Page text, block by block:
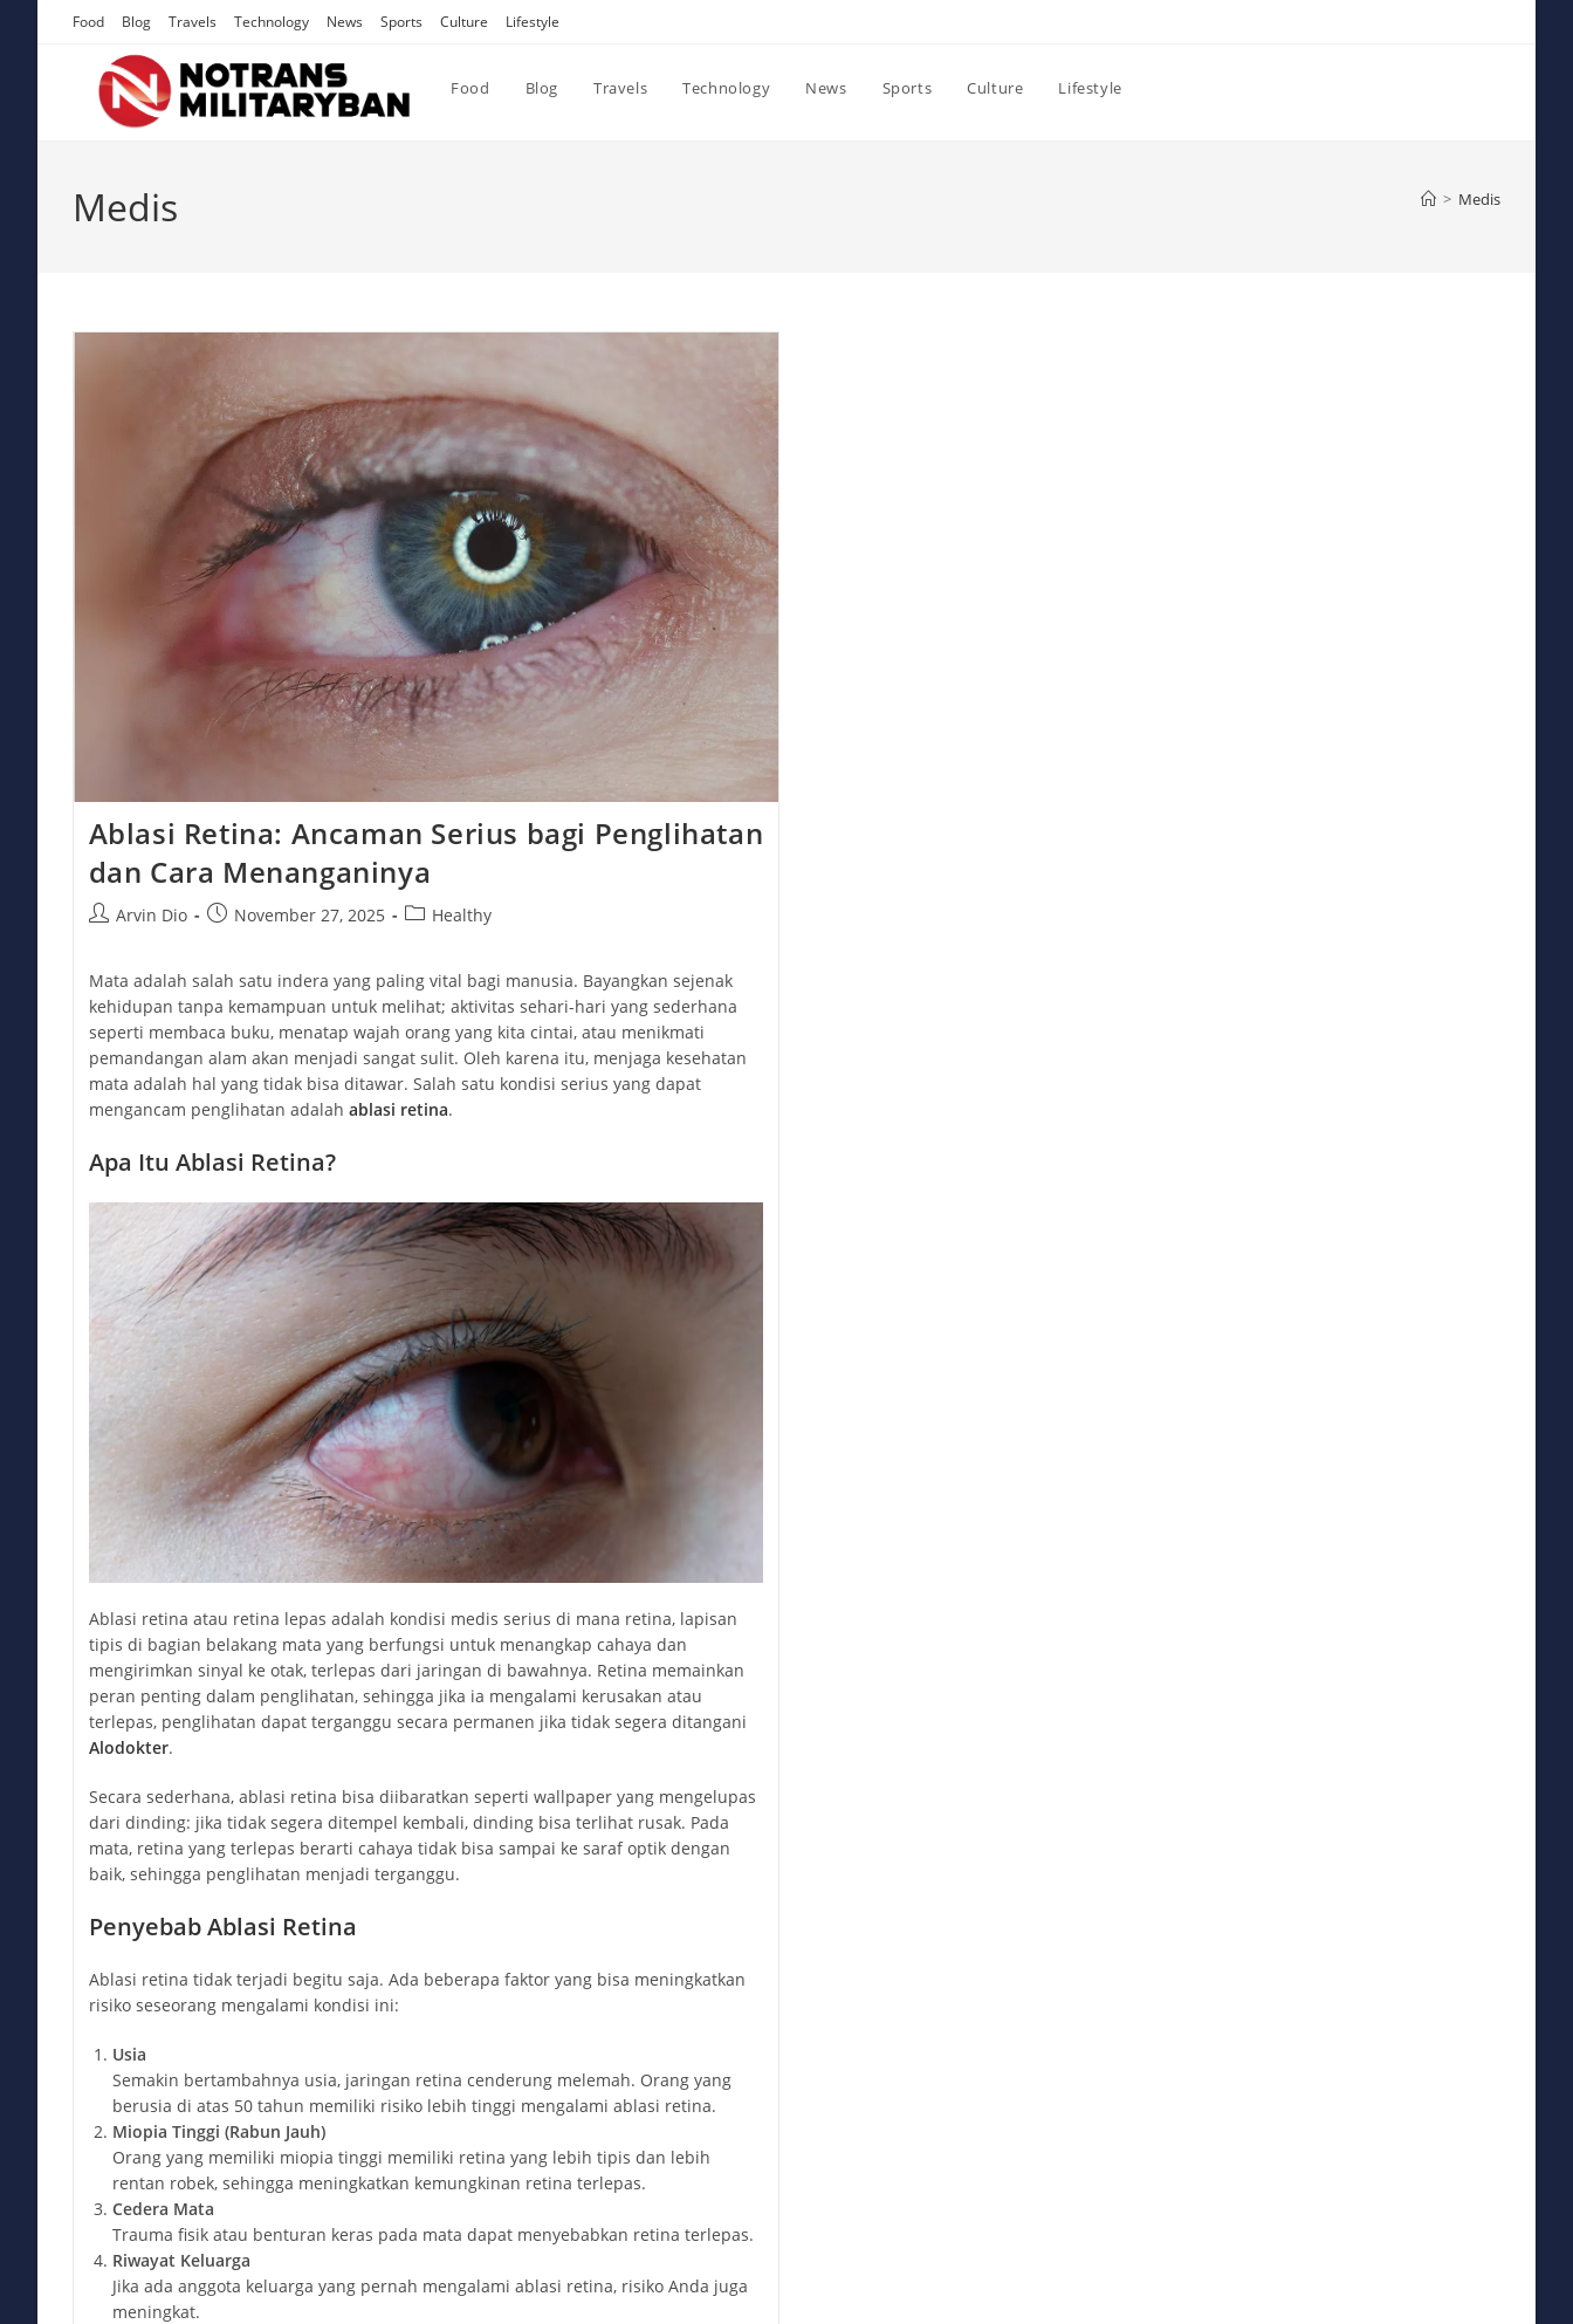
Food Blog Travels Technology News Sports Culture Lifestyle
Food Blog Travels Technology News Sports Culture Lifestyle
Medis > Medis
Ablasi Retina: Ancaman Serius bagi Penglihatan
dan Cara Menanganinya
PostArvin Dio
PostNovember 27, 2025
PostHealthy
Mata adalah salah satu indera yang paling vital bagi manusia. Bayangkan sejenak
kehidupan tanpa kemampuan untuk melihat; aktivitas sehari-hari yang sederhana
seperti membaca buku, menatap wajah orang yang kita cintai, atau menikmati
pemandangan alam akan menjadi sangat sulit. Oleh karena itu, menjaga kesehatan
mata adalah hal yang tidak bisa ditawar. Salah satu kondisi serius yang dapat
mengancam penglihatan adalah ablasi retina.
Apa Itu Ablasi Retina?
Ablasi retina atau retina lepas adalah kondisi medis serius di mana retina, lapisan
tipis di bagian belakang mata yang berfungsi untuk menangkap cahaya dan
mengirimkan sinyal ke otak, terlepas dari jaringan di bawahnya. Retina memainkan
peran penting dalam penglihatan, sehingga jika ia mengalami kerusakan atau
terlepas, penglihatan dapat terganggu secara permanen jika tidak segera ditangani
Alodokter.
Secara sederhana, ablasi retina bisa diibaratkan seperti wallpaper yang mengelupas
dari dinding: jika tidak segera ditempel kembali, dinding bisa terlihat rusak. Pada
mata, retina yang terlepas berarti cahaya tidak bisa sampai ke saraf optik dengan
baik, sehingga penglihatan menjadi terganggu.
Penyebab Ablasi Retina
Ablasi retina tidak terjadi begitu saja. Ada beberapa faktor yang bisa meningkatkan
risiko seseorang mengalami kondisi ini:
Usia
Semakin bertambahnya usia, jaringan retina cenderung melemah. Orang yang
berusia di atas 50 tahun memiliki risiko lebih tinggi mengalami ablasi retina.
Miopia Tinggi (Rabun Jauh)
Orang yang memiliki miopia tinggi memiliki retina yang lebih tipis dan lebih
rentan robek, sehingga meningkatkan kemungkinan retina terlepas.
Cedera Mata
Trauma fisik atau benturan keras pada mata dapat menyebabkan retina terlepas.
Riwayat Keluarga
Jika ada anggota keluarga yang pernah mengalami ablasi retina, risiko Anda juga
meningkat.